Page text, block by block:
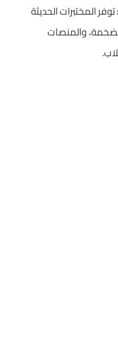
توفر المختبرات الحديثة
والمنصات